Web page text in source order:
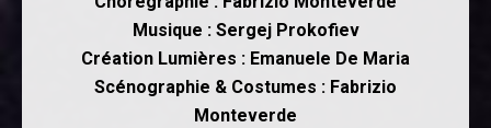
Musique : Sergej Prokofiev
Création Lumières : Emanuele De Maria
Scénographie & Costumes : Fabrizio
Monteverde